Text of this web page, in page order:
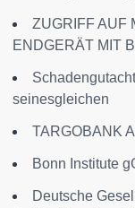
ZUGRIFF AUF
ENDGERÄT MIT
seinesgleichen
TARGOBANK
Bonn Institute
Deutsche